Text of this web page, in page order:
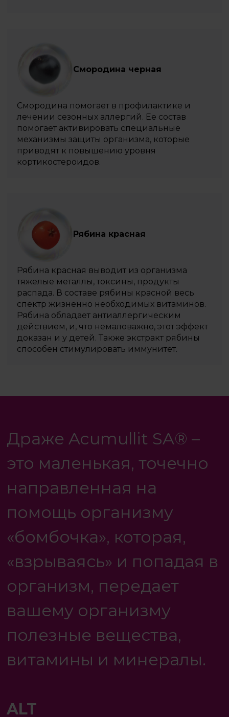
Смородина черная
Смородина помогает в профилактике и
лечении сезонных аллергий. Ее состав
помогает активировать специальные
механизмы защиты организма, которые
приводят к повышению уровня
кортикостероидов.
Рябина красная
Рябина красная выводит из организма
тяжелые металлы, токсины, продукты
распада. В составе рябины красной весь
спектр жизненно необходимых витаминов.
Рябина обладает антиаллергическим
действием, и, что немаловажно, этот эффект
доказан и у детей. Также экстракт рябины
способен стимулировать иммунитет.
Драже Acumullit SA® –
это маленькая, точечно
направленная на
помощь организму
«бомбочка», которая,
«взрываясь» и попадая в
организм, передает
вашему организму
полезные вещества,
витамины и минералы.
ALT